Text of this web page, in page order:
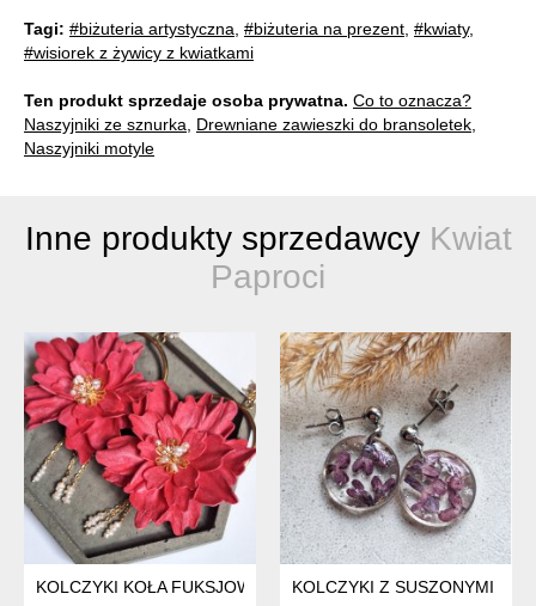
Tagi: #biżuteria artystyczna #biżuteria na prezent #kwiaty,
#wisiorek z żywicy z kwiatkami
Ten produkt sprzedaje osoba prywatna. Co to oznacza?
Naszyjniki ze sznurka
Drewniane zawieszki do bransoletek
Naszyjniki motyle
Inne produkty sprzedawcy Kwiat
Paproci
KOLCZYKI KOŁA FUKSJOWE KWIATY Z NATURALNYMI
KOLCZYKI Z SUSZONYMI